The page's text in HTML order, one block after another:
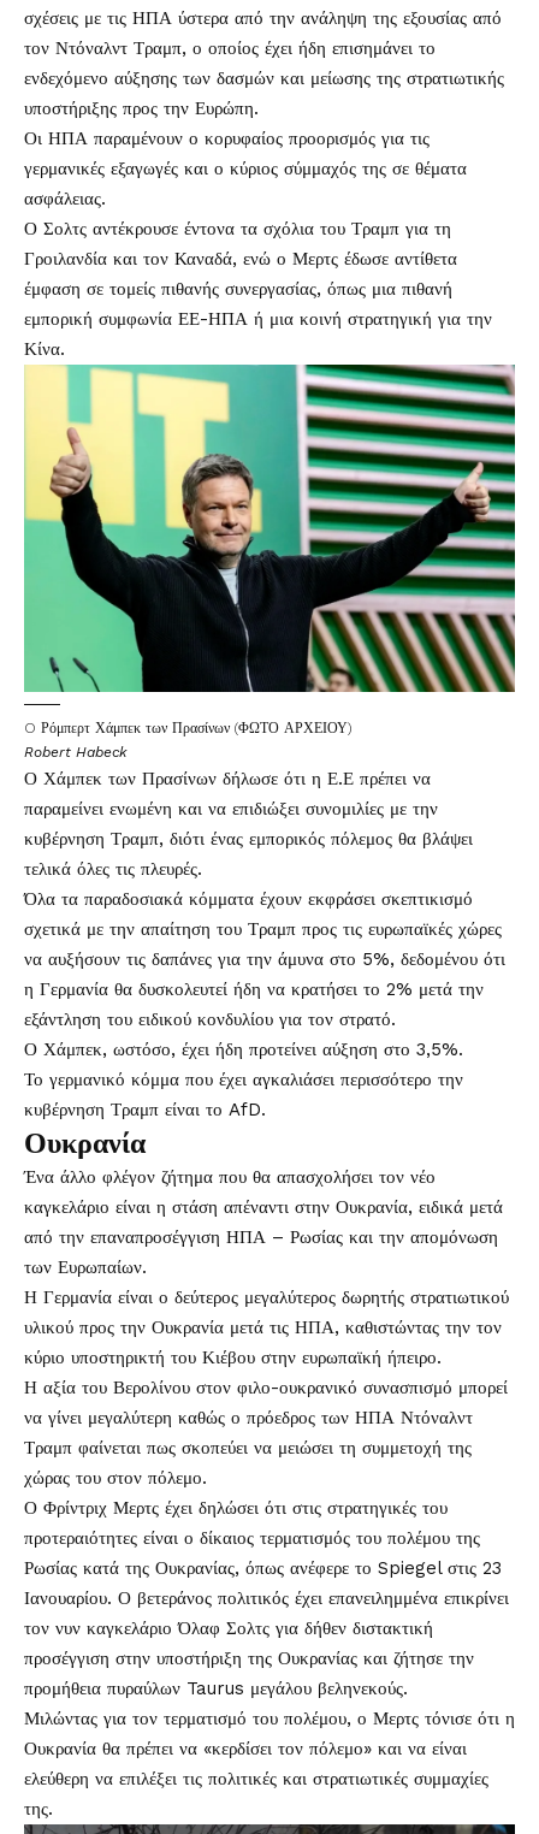
σχέσεις με τις ΗΠΑ ύστερα από την ανάληψη της εξουσίας από
τον Ντόναλντ Τραμπ, ο οποίος έχει ήδη επισημάνει το
ενδεχόμενο αύξησης των δασμών και μείωσης της στρατιωτικής
υποστήριξης προς την Ευρώπη.
Οι ΗΠΑ παραμένουν ο κορυφαίος προορισμός για τις
γερμανικές εξαγωγές και ο κύριος σύμμαχός της σε θέματα
ασφάλειας.
Ο Σολτς αντέκρουσε έντονα τα σχόλια του Τραμπ για τη
Γροιλανδία και τον Καναδά, ενώ ο Μερτς έδωσε αντίθετα
έμφαση σε τομείς πιθανής συνεργασίας, όπως μια πιθανή
εμπορική συμφωνία ΕΕ-ΗΠΑ ή μια κοινή στρατηγική για την
Κίνα.
O Ρόμπερτ Χάμπεκ των Πρασίνων (ΦΩΤΟ ΑΡΧΕΙΟΥ)
Robert Habeck
Ο Χάμπεκ των Πρασίνων δήλωσε ότι η Ε.Ε πρέπει να
παραμείνει ενωμένη και να επιδιώξει συνομιλίες με την
κυβέρνηση Τραμπ, διότι ένας εμπορικός πόλεμος θα βλάψει
τελικά όλες τις πλευρές.
Όλα τα παραδοσιακά κόμματα έχουν εκφράσει σκεπτικισμό
σχετικά με την απαίτηση του Τραμπ προς τις ευρωπαϊκές χώρες
να αυξήσουν τις δαπάνες για την άμυνα στο 5%, δεδομένου ότι
η Γερμανία θα δυσκολευτεί ήδη να κρατήσει το 2% μετά την
εξάντληση του ειδικού κονδυλίου για τον στρατό.
Ο Χάμπεκ, ωστόσο, έχει ήδη προτείνει αύξηση στο 3,5%.
Το γερμανικό κόμμα που έχει αγκαλιάσει περισσότερο την
κυβέρνηση Τραμπ είναι το AfD.
Ουκρανία
Ένα άλλο φλέγον ζήτημα που θα απασχολήσει τον νέο
καγκελάριο είναι η στάση απέναντι στην Ουκρανία, ειδικά μετά
από την επαναπροσέγγιση ΗΠΑ – Ρωσίας και την απομόνωση
των Ευρωπαίων.
Η Γερμανία είναι ο δεύτερος μεγαλύτερος δωρητής στρατιωτικού
υλικού προς την Ουκρανία μετά τις ΗΠΑ, καθιστώντας την τον
κύριο υποστηρικτή του Κιέβου στην ευρωπαϊκή ήπειρο.
Η αξία του Βερολίνου στον φιλο-ουκρανικό συνασπισμό μπορεί
να γίνει μεγαλύτερη καθώς ο πρόεδρος των ΗΠΑ Ντόναλντ
Τραμπ φαίνεται πως σκοπεύει να μειώσει τη συμμετοχή της
χώρας του στον πόλεμο.
Ο Φρίντριχ Μερτς έχει δηλώσει ότι στις στρατηγικές του
προτεραιότητες είναι ο δίκαιος τερματισμός του πολέμου της
Ρωσίας κατά της Ουκρανίας, όπως ανέφερε το Spiegel στις 23
Ιανουαρίου. Ο βετεράνος πολιτικός έχει επανειλημμένα επικρίνει
τον νυν καγκελάριο Όλαφ Σολτς για δήθεν διστακτική
προσέγγιση στην υποστήριξη της Ουκρανίας και ζήτησε την
προμήθεια πυραύλων Taurus μεγάλου βεληνεκούς.
Μιλώντας για τον τερματισμό του πολέμου, ο Μερτς τόνισε ότι η
Ουκρανία θα πρέπει να «κερδίσει τον πόλεμο» και να είναι
ελεύθερη να επιλέξει τις πολιτικές και στρατιωτικές συμμαχίες
της.